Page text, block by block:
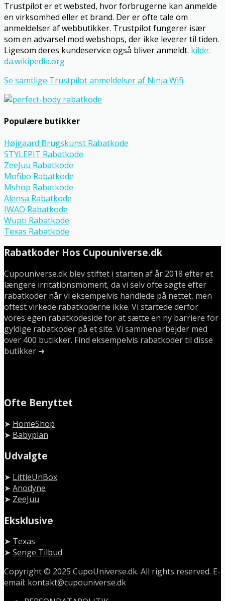
Trustpilot er et websted, hvor forbrugerne kan anmelde
en virksomhed eller et brand. Der er ofte tale om
anmeldelser af webbutikker. Trustpilot fungerer især
som en advarsel mod webshops, der ikke leverer til tiden.
Ligesom deres kundeservice også bliver anmeldt. kilde:
da.wikipedia.org
Se samtlige Trustpilot anmeldelser af Ninja Wifi
Populære butikker
Højgaard Brugskunst Rabatkode
STYLEPIT Rabatkode
ZeeJuu Rabatkode
Mofibo Rabatkode
Mshop Rabatkode
Alensa Rabatkode
IWAO Rabatkode
Wupti Rabatkode
Texas Rabatkode
Rabatkoder Hos Cupouniverse.dk
Cupouniverse.dk blev stiftet i starten af år 2018 efter et
længere irritationsmoment, da vi selv ofte søgte efter
rabatkoder når vi eksempelvis handlede på nettet, men
oftest virkede rabatkoderne ikke. Vi startede derfor
vores egen rabatkodeside for at sætte en ny barriere for
gyldige rabatkoder på et site. Vi sammenarbejder med
over 400 butikker. Find eksempelvis rabatkoder til disse
butikker ➜
Ofte Benyttet
➤ HomeShop
➤ Babyplan
Udvalgte
➤ LittleUnBox
➤ Anodyne
➤ ZeeJuu
Eksklusive
➤ Texas
➤ Senge Tilbud
Copyright © 2025 CupoUniverse.dk. All rights reserved. E-
email: kontakt@cupouniverse.dk